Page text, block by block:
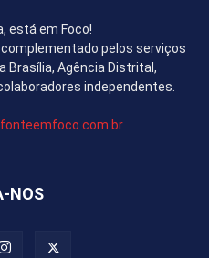
está em Foco!
pelos serviços
Brasília, Agência Distrital,
independentes.
NOS